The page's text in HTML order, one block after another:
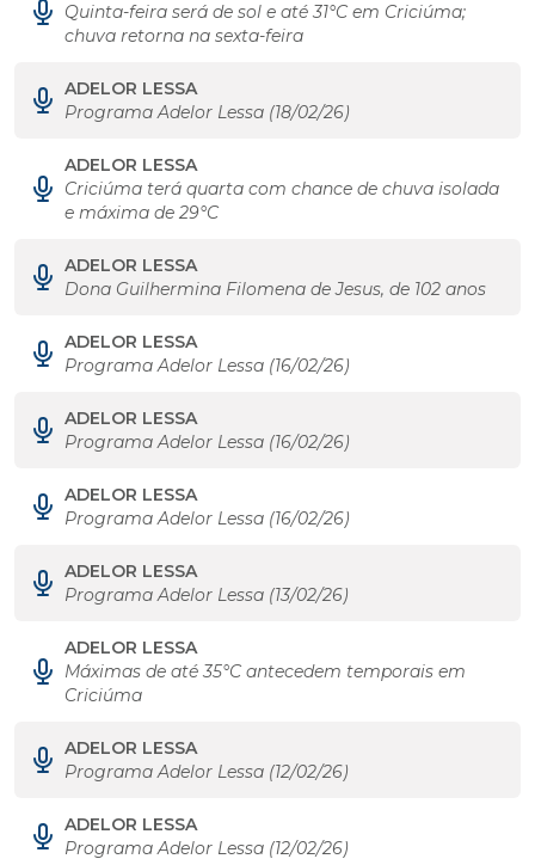
Quinta-feira será de sol e até 31°C em Criciúma;
chuva retorna na sexta-feira
ADELOR LESSA
Programa Adelor Lessa (18/02/26)
ADELOR LESSA
Criciúma terá quarta com chance de chuva isolada
e máxima de 29°C
ADELOR LESSA
Dona Guilhermina Filomena de Jesus, de 102 anos
ADELOR LESSA
Programa Adelor Lessa (16/02/26)
ADELOR LESSA
Programa Adelor Lessa (16/02/26)
ADELOR LESSA
Programa Adelor Lessa (16/02/26)
ADELOR LESSA
Programa Adelor Lessa (13/02/26)
ADELOR LESSA
Máximas de até 35°C antecedem temporais em
Criciúma
ADELOR LESSA
Programa Adelor Lessa (12/02/26)
ADELOR LESSA
Programa Adelor Lessa (12/02/26)